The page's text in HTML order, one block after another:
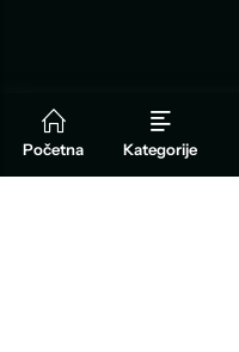
Početna Kategorije